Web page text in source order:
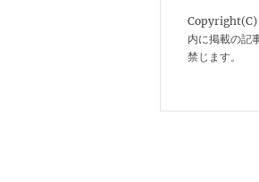
Copyright(C)
内に掲載の記
禁じます。